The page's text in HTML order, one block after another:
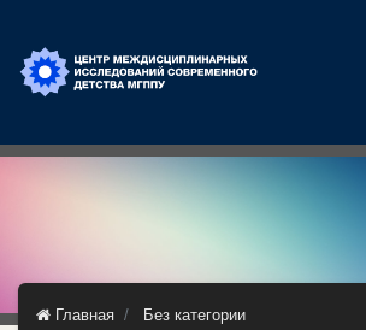
Главная
Без категории